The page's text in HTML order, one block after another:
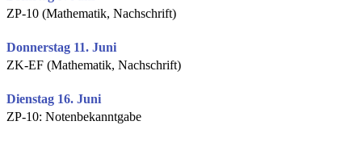
ZP-10 (Mathematik, Nachschrift)
Donnerstag 11. Juni
ZK-EF (Mathematik, Nachschrift)
Dienstag 16. Juni
ZP-10: Notenbekanntgabe